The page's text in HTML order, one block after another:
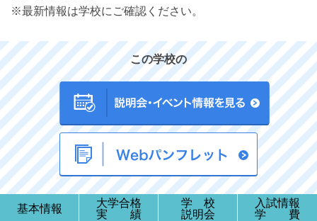
※最新情報は学校にご確認ください。
この学校の
基本情報
大学合格
実 績
学 校
説明会
入試情報
学 費